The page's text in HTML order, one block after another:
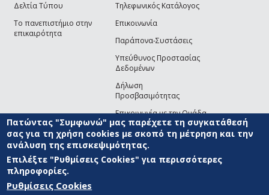
Δελτία Τύπου
Το πανεπιστήμιο στην
επικαιρότητα
Τηλεφωνικός Κατάλογος
Επικοινωνία
Παράπονα-Συστάσεις
Υπεύθυνος Προστασίας
Δεδομένων
Δήλωση
Προσβασιμότητας
Επικοινωνία με την Ομάδα
Ανάπτυξης του site(link sends e-mail)
© ΠΑΝΕΠΙΣΤΗΜΙΟ ΑΙΓΑΙΟΥ ΟΡΟΙ ΧΡΗΣΗΣ
ΑΝΑΠΤΥΞΗΣ
Πατώντας "Συμφωνώ" μας παρέχετε τη συγκατάθεσή
σας για τη χρήση cookies με σκοπό τη μέτρηση και την
ανάλυση της επισκεψιμότητας.
Επιλέξτε "Ρυθμίσεις Cookies" για περισσότερες
πληροφορίες.
Ρυθμίσεις Cookies